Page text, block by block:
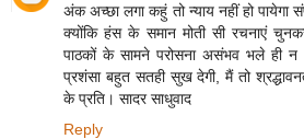
अंक अच्छा लगा कहुं तो न्याय नहीं हो पायेगा
क्योंकि हंस के समान मोती सी रचनाएं
पाठकों के सामने परोसना असंभव भले ही न
प्रशंसा बहुत सतही सुख देगी, मैं तो
के प्रति। सादर साधुवाद
Reply